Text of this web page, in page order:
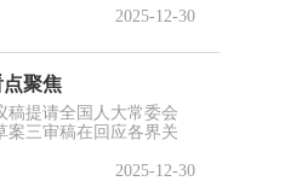
2025-12-30
聚焦
稿提请全国人大常委会
案三审稿在回应各界关
2025-12-30